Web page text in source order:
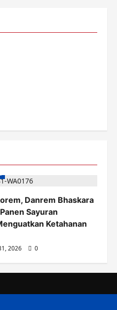
Danrem Bhaskara
Sayuran
Ketahanan
2026 0